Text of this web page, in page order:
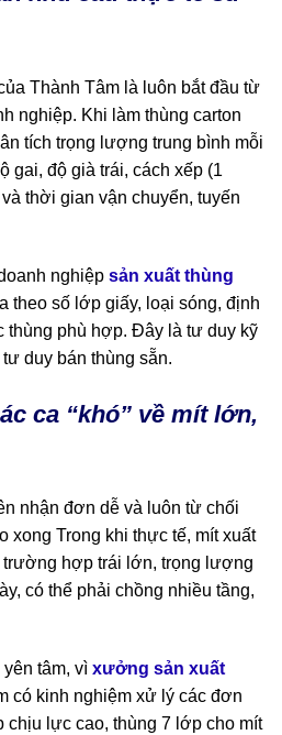
Thành Tâm là luôn bắt đầu từ
nghiệp. Khi làm thùng carton
tích trọng lượng trung bình mỗi
gai, độ già trái, cách xếp (1
thời gian vận chuyển, tuyến
nghiệp sản xuất thùng
theo số lớp giấy, loại sóng, định
thùng phù hợp. Đây là tư duy kỹ
duy bán thùng sẵn.
ca “khó” về mít lớn,
nhận đơn dễ và luôn từ chối
xong Trong khi thực tế, mít xuất
hợp trái lớn, trọng lượng
có thể phải chồng nhiều tầng,
tâm, vì xưởng sản xuất
có kinh nghiệm xử lý các đơn
chịu lực cao, thùng 7 lớp cho mít